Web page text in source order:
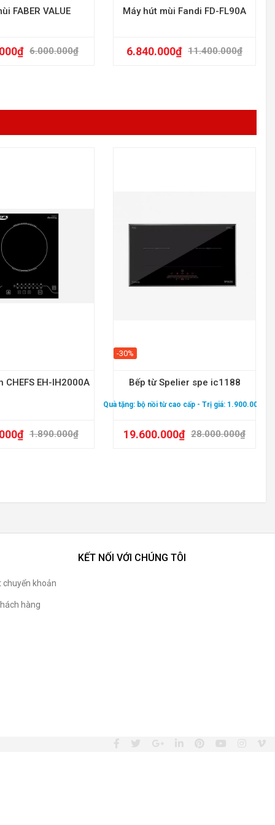
FABER VALUE
6.000.000₫
₫
Máy hút mùi Fandi FD-FL90A
11.400.000₫
6.840.000₫
CHEFS EH-IH2000A
1.890.000₫
₫
-30%
Bếp từ Spelier spe ic1188
Quà tặng: bộ nồi từ cao cấp - Trị giá: 1.900.000₫
28.000.000₫
19.600.000₫
khoản
hàng
KẾT NỐI VỚI CHÚNG TÔI